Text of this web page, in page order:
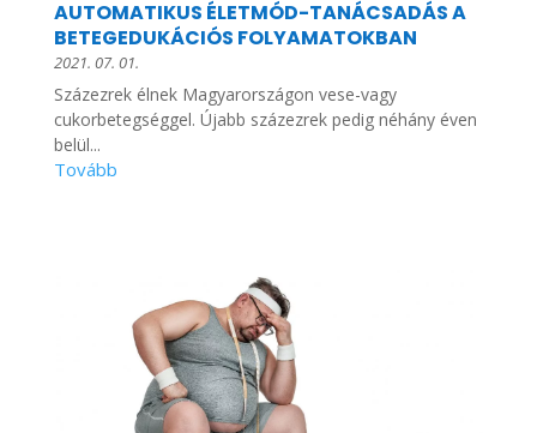
AUTOMATIKUS ÉLETMÓD-TANÁCSADÁS A
BETEGEDUKÁCIÓS FOLYAMATOKBAN
2021. 07. 01.
Százezrek élnek Magyarországon vese-vagy
cukorbetegséggel. Újabb százezrek pedig néhány éven
belül...